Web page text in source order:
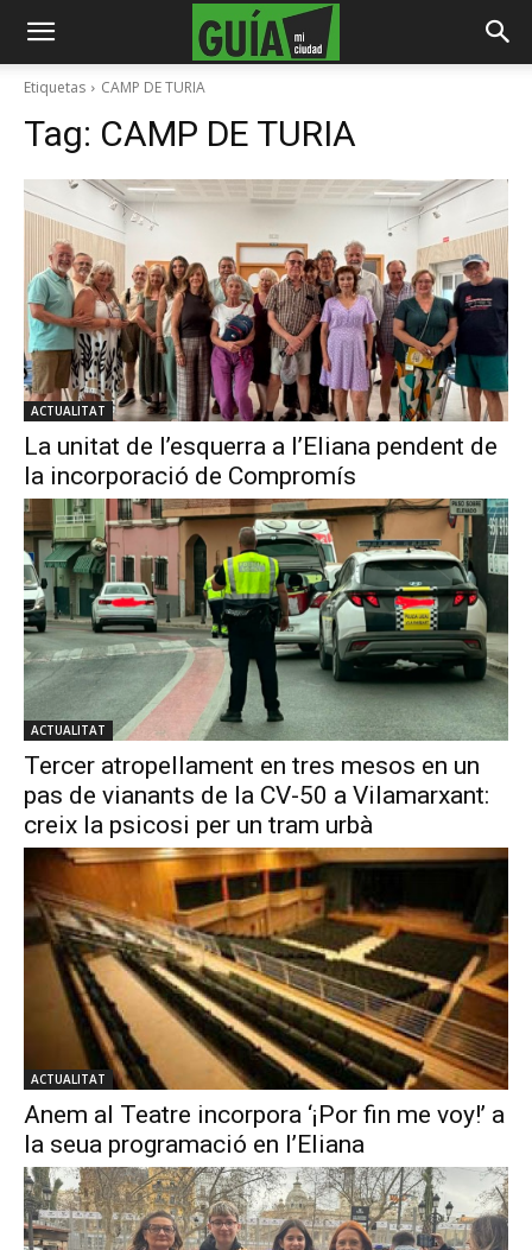
Etiquetas CAMP DE TURIA
Tag: CAMP DE TURIA
ACTUALITAT
La unitat de l’esquerra a l’Eliana pendent de
la incorporació de Compromís
ACTUALITAT
Tercer atropellament en tres mesos en un
pas de vianants de la CV-50 a Vilamarxant:
creix la psicosi per un tram urbà
ACTUALITAT
Anem al Teatre incorpora ‘¡Por fin me voy!’ a
la seua programació en l’Eliana